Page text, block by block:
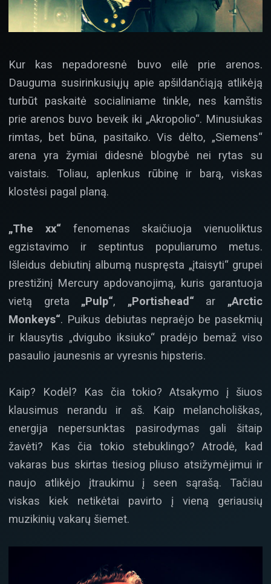
Kur kas nepadoresnė buvo eilė prie arenos.
Dauguma susirinkusiųjų apie apšildančiąją atlikėją
turbūt paskaitė socialiniame tinkle, nes kamštis
prie arenos buvo beveik iki „Akropolio“. Minusiukas
rimtas, bet būna, pasitaiko. Vis dėlto, „Siemens“
arena yra žymiai didesnė blogybė nei rytas su
vaistais. Toliau, aplenkus rūbinę ir barą, viskas
klostėsi pagal planą.
„The xx“fenomenas skaičiuoja vienuoliktus
egzistavimo ir septintus populiarumo metus.
Išleidus debiutinį albumą nuspręsta „įtaisyti“ grupei
prestižinį Mercury apdovanojimą, kuris garantuoja
vietą greta „Pulp“, „Portishead“ar „Arctic
Monkeys“. Puikus debiutas nepraėjo be pasekmių
ir klausytis „dvigubo iksiuko“ pradėjo bemaž viso
pasaulio jaunesnis ar vyresnis hipsteris.
Kaip? Kodėl? Kas čia tokio? Atsakymo į šiuos
klausimus nerandu ir aš. Kaip melancholiškas,
energija nepersunktas pasirodymas gali šitaip
žavėti? Kas čia tokio stebuklingo? Atrodė, kad
vakaras bus skirtas tiesiog pliuso atsižymėjimui ir
naujo atlikėjo įtraukimu į seen sąrašą. Tačiau
viskas kiek netikėtai pavirto į vieną geriausių
muzikinių vakarų šiemet.